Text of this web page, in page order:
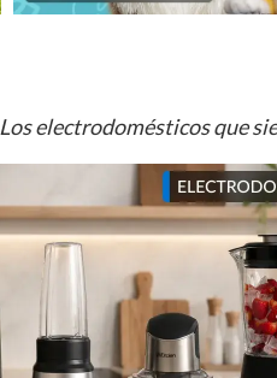
Los electrodomésticos que